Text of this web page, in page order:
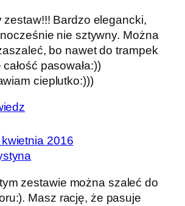
zestaw!!! Bardzo elegancki,
nie sztywny. Można
bo nawet do trampek
pasowała:))
cieplutko:)))
2016
zestawie można szaleć do
Masz rację, że pasuje